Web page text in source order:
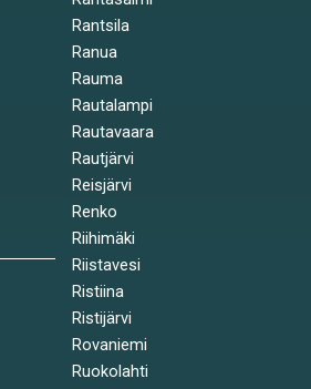
Rantsila
Ranua
Rauma
Rautalampi
Rautavaara
Rautjärvi
Reisjärvi
Renko
Riihimäki
Riistavesi
Ristiina
Ristijärvi
Rovaniemi
Ruokolahti